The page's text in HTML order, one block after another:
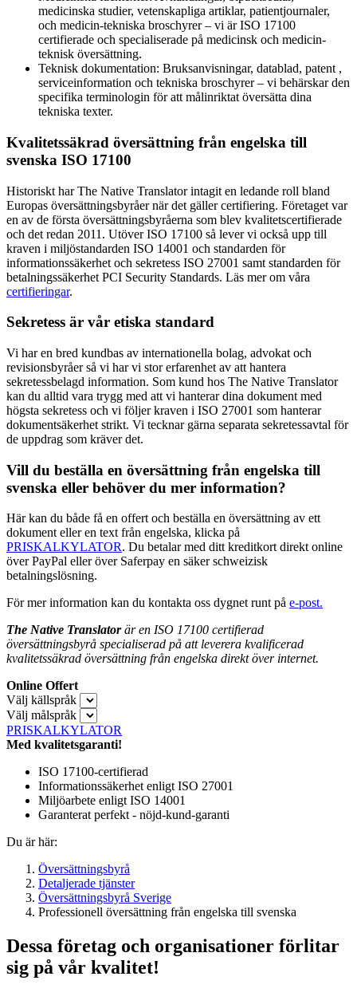
medicinska studier, vetenskapliga artiklar, patientjournaler,
och medicin-tekniska broschyrer – vi är ISO 17100
certifierade och specialiserade på medicinsk och medicin-
teknisk översättning.
Teknisk dokumentation: Bruksanvisningar, datablad, patent ,
serviceinformation och tekniska broschyrer – vi behärskar den
specifika terminologin för att målinriktat översätta dina
tekniska texter.
Kvalitetssäkrad översättning från engelska till
svenska ISO 17100
Historiskt har The Native Translator intagit en ledande roll bland
Europas översättningsbyråer när det gäller certifiering. Företaget var
en av de första översättningsbyråerna som blev kvalitetscertifierade
och det redan 2011. Utöver ISO 17100 så lever vi också upp till
kraven i miljöstandarden ISO 14001 och standarden för
informationssäkerhet och sekretess ISO 27001 samt standarden för
betalningssäkerhet PCI Security Standards. Läs mer om våra
certifieringar.
Sekretess är vår etiska standard
Vi har en bred kundbas av internationella bolag, advokat och
revisionsbyråer så vi har vi stor erfarenhet av att hantera
sekretessbelagd information. Som kund hos The Native Translator
kan du alltid vara trygg med att vi hanterar dina dokument med
högsta sekretess och vi följer kraven i ISO 27001 som hanterar
dokumentsäkerhet strikt. Vi tecknar gärna separata sekretessavtal för
de uppdrag som kräver det.
Vill du beställa en översättning från engelska till
svenska eller behöver du mer information?
Här kan du både få en offert och beställa en översättning av ett
dokument eller en text från engelska, klicka på
PRISKALKYLATOR. Du betalar med ditt kreditkort direkt online
över PayPal eller över Saferpay en säker schweizisk
betalningslösning.
För mer information kan du kontakta oss dygnet runt på e-post.
The Native Translatorär en ISO 17100 certifierad
översättningsbyrå specialiserad på att leverera kvalificerad
kvalitetssäkrad översättning från engelska direkt över internet.
Online Offert
Välj källspråk
Välj målspråk
PRISKALKYLATOR
Med kvalitetsgaranti!
ISO 17100-certifierad
Informationssäkerhet enligt ISO 27001
Miljöarbete enligt ISO 14001
Garanterat perfekt - nöjd-kund-garanti
Du är här:
Översättningsbyrå
Detaljerade tjänster
Översättningsbyrå Sverige
Professionell översättning från engelska till svenska
Dessa företag och organisationer förlitar
sig på vår kvalitet!